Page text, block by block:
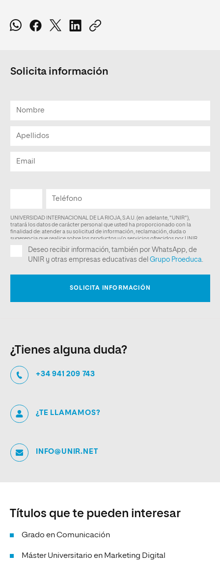
Solicita información
¿Tienes alguna duda?
+34 941 209 743
¿TE LLAMAMOS?
INFO@UNIR.NET
Títulos que te pueden interesar
Grado en Comunicación
Máster Universitario en Marketing Digital